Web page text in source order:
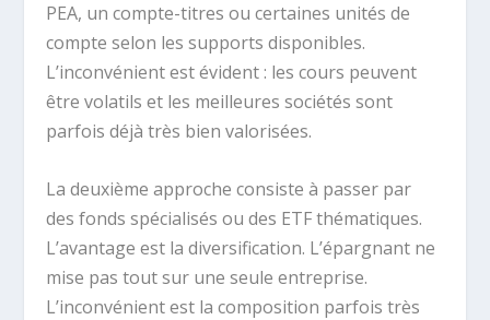
PEA, un compte-titres ou certaines unités de
compte selon les supports disponibles.
L’inconvénient est évident : les cours peuvent
être volatils et les meilleures sociétés sont
parfois déjà très bien valorisées.
La deuxième approche consiste à passer par
des fonds spécialisés ou des ETF thématiques.
L’avantage est la diversification. L’épargnant ne
mise pas tout sur une seule entreprise.
L’inconvénient est la composition parfois très